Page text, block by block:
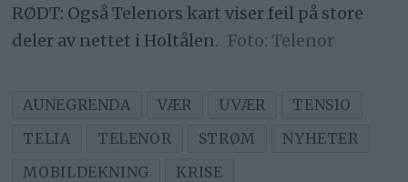
RØDT: Også Telenors kart viser feil på store
deler av nettet i Holtålen.
Telenor
AUNEGRENDA VÆR UVÆR
TENSIO
TELIA
TELENOR STRØM
NYHETER
MOBILDEKNING
KRISE